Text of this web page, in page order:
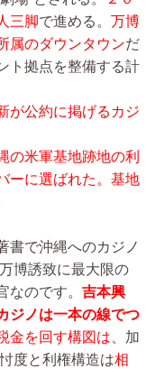
三脚で進める。 万博
属のダウンタウンだ
ト拠点を整備する計
が公約に掲げるカジ
の米軍基地跡地の利
ーに選ばれた。基地
書で沖縄へのカジノ
万博誘致に最大限の
なのです。 吉本興
ジノは一本の線でつ
金を回す構図は、 加
度と利権構造は相